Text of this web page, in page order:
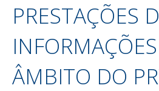
PRESTAÇÕES
ÂMBITO DO